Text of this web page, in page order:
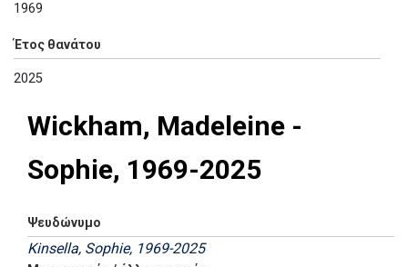
1969
Έτος θανάτου
2025
Wickham, Madeleine -
Sophie, 1969-2025
Ψευδώνυμο
Kinsella, Sophie, 1969-2025